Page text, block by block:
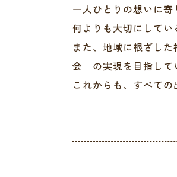
一人ひとりの想いに
何よりも大切にしてい
また、地域に根ざし
会」の実現を目指して
これからも、すべて